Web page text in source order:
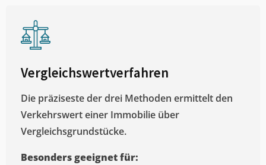
Vergleichswertverfahren
Die präziseste der drei Methoden ermittelt den
Verkehrswert einer Immobilie über
Vergleichsgrundstücke.
Besonders geeignet für: